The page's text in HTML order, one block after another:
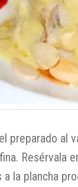
preparado al
Resérvala
a la plancha